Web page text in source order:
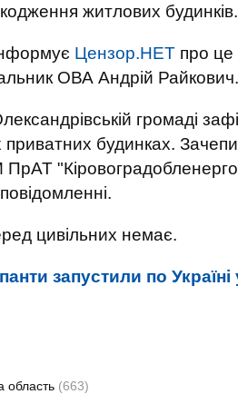
житлових будинків.
Цензор.НЕТ про це
ОВА Андрій Райкович.
громаді
будинках.
цивільних немає.
запустили по
область (663)